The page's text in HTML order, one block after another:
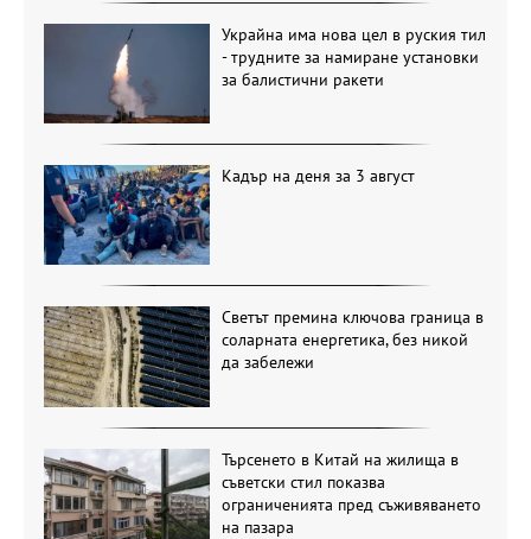
Украйна има нова цел в руския тил
- трудните за намиране установки
за балистични ракети
Кадър на деня за 3 август
Светът премина ключова граница в
соларната енергетика, без никой
да забележи
Търсенето в Китай на жилища в
съветски стил показва
ограниченията пред съживяването
на пазара